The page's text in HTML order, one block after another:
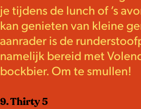
je tijdens de lunch of ’s
kan genieten van kleine
aanrader is de
namelijk bereid met
bockbier. Om te smullen!
9. Thirty 5